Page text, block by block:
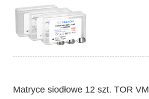
Matryce siodłowe 12 szt. TOR VM